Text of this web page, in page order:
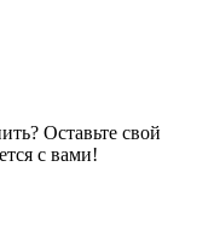
Оставьте свой
с вами!